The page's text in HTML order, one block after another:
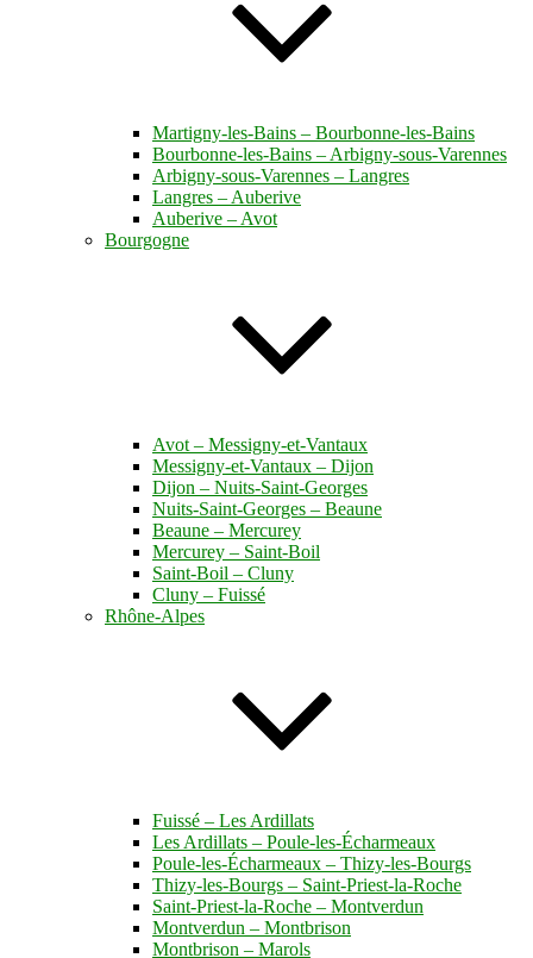
Martigny-les-Bains – Bourbonne-les-Bains
Bourbonne-les-Bains – Arbigny-sous-Varennes
Arbigny-sous-Varennes – Langres
Langres – Auberive
Auberive – Avot
Bourgogne
Avot – Messigny-et-Vantaux
Messigny-et-Vantaux – Dijon
Dijon – Nuits-Saint-Georges
Nuits-Saint-Georges – Beaune
Beaune – Mercurey
Mercurey – Saint-Boil
Saint-Boil – Cluny
Cluny – Fuissé
Rhône-Alpes
Fuissé – Les Ardillats
Les Ardillats – Poule-les-Écharmeaux
Poule-les-Écharmeaux – Thizy-les-Bourgs
Thizy-les-Bourgs – Saint-Priest-la-Roche
Saint-Priest-la-Roche – Montverdun
Montverdun – Montbrison
Montbrison – Marols